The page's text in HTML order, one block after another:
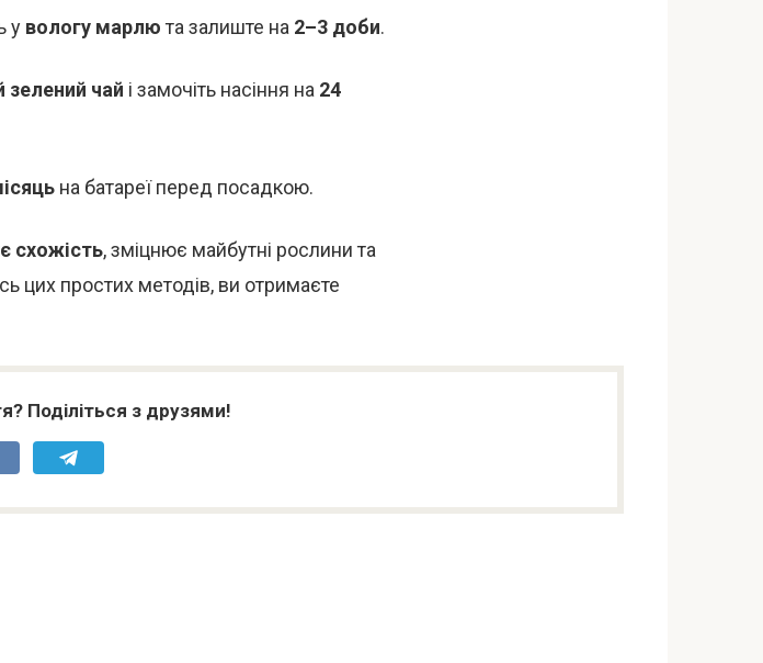
у вологу марлюта залиште на 2–3 доби.
зелений чай і замочіть насіння на 24
на батареї перед посадкою.
схожість, зміцнює майбутні рослини та
цих простих методів, ви отримаєте
Поділіться з друзями!